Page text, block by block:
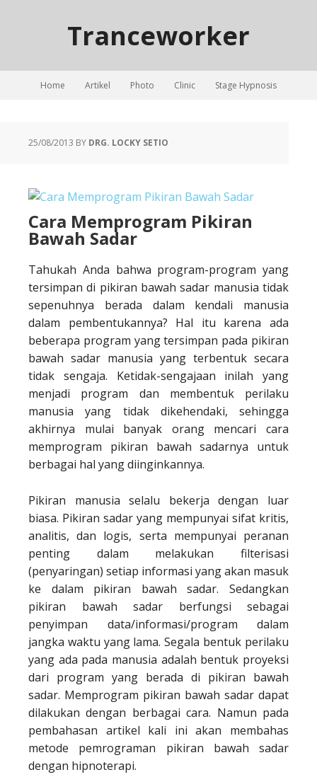
Tranceworker
Home Artikel Photo Clinic Stage Hypnosis
25/08/2013 BY DRG. LOCKY SETIO
Cara Memprogram Pikiran
Bawah Sadar
Tahukah Anda bahwa program-program yang
tersimpan di pikiran bawah sadar manusia tidak
sepenuhnya berada dalam kendali manusia
dalam pembentukannya? Hal itu karena ada
beberapa program yang tersimpan pada pikiran
bawah sadar manusia yang terbentuk secara
tidak sengaja. Ketidak-sengajaan inilah yang
menjadi program dan membentuk perilaku
manusia yang tidak dikehendaki, sehingga
akhirnya mulai banyak orang mencari cara
memprogram pikiran bawah sadarnya untuk
berbagai hal yang diinginkannya.
Pikiran manusia selalu bekerja dengan luar
biasa. Pikiran sadar yang mempunyai sifat kritis,
analitis, dan logis, serta mempunyai peranan
penting dalam melakukan filterisasi
(penyaringan) setiap informasi yang akan masuk
ke dalam pikiran bawah sadar. Sedangkan
pikiran bawah sadar berfungsi sebagai
penyimpan data/informasi/program dalam
jangka waktu yang lama. Segala bentuk perilaku
yang ada pada manusia adalah bentuk proyeksi
dari program yang berada di pikiran bawah
sadar. Memprogram pikiran bawah sadar dapat
dilakukan dengan berbagai cara. Namun pada
pembahasan artikel kali ini akan membahas
metode pemrograman pikiran bawah sadar
dengan hipnoterapi.